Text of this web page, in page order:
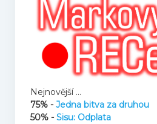
Tým
Hosté
Kupte nám pivo
Nejnovější ...
75% - Jedna bitva za druhou
50% - Sisu: Odplata